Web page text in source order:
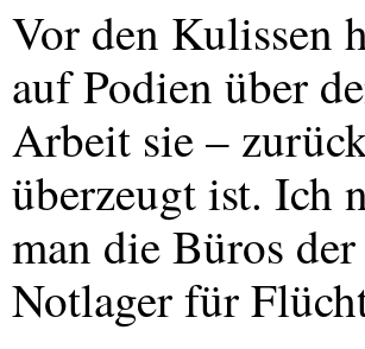
Vor den Kulissen
auf Podien über
Arbeit sie –
überzeugt ist. Ich
man die Büros
Notlager für